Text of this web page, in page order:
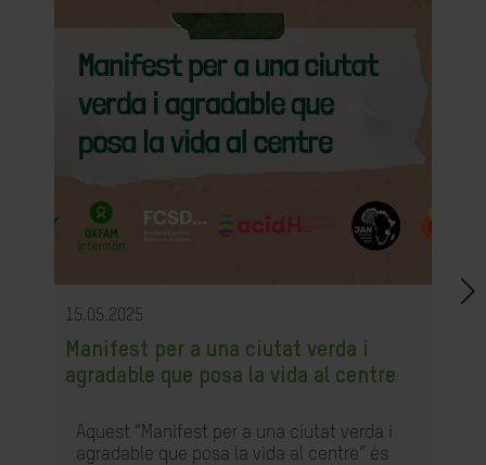
15.05.2025
Manifest per a una ciutat verda i
agradable que posa la vida al centre
Aquest “Manifest per a una ciutat verda i
agradable que posa la vida al centre” és